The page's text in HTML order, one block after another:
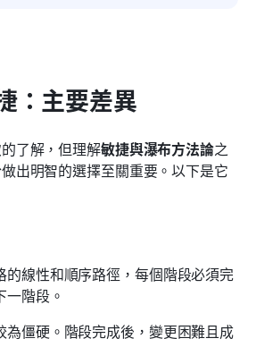
：主要差異
了解，但理解敏捷與瀑布方法論之
出明智的選擇至關重要。以下是它
的線性和順序路徑，每個階段必須完
一階段。
為僵硬。階段完成後，變更困難且成